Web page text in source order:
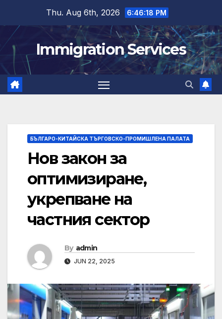
content
Thu. Aug 6th, 2026 6:46:19 PM
Immigration Services
БЪЛГАРО-КИТАЙСКА ТЪРГОВСКО-ПРОМИШЛЕНА ПАЛАТА
Нов закон за
оптимизиране,
укрепване на
частния сектор
By admin
JUN 22, 2025